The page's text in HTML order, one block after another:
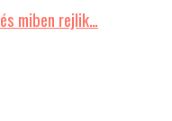
miben rejlik…